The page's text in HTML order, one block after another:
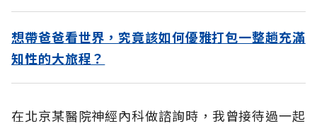
想帶爸爸看世界，究竟該如何優雅打包一整趟充滿
知性的大旅程？
在北京某醫院神經內科做諮詢時，我曾接待過一起